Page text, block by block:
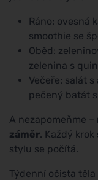
Ráno: ovesná
smoothie se
Oběd:
zelenina s
Večeře: salát
pečený batát
A nezapomeňme –
záměr. Každý
stylu se počítá.
Týdenní očista